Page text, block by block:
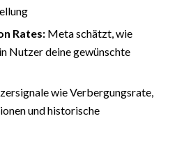
Rates:Meta schätzt, wie
Nutzer deine gewünschte
wie Verbergungsrate,
und historische